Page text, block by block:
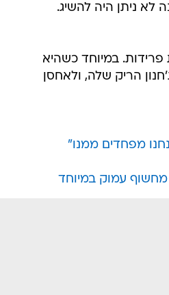
לא ניתן היה להשיג.
במיוחד כשהיא
הריק שלה, ולאחסן
מפחדים ממנו"
מחשוף עמוק במיוחד